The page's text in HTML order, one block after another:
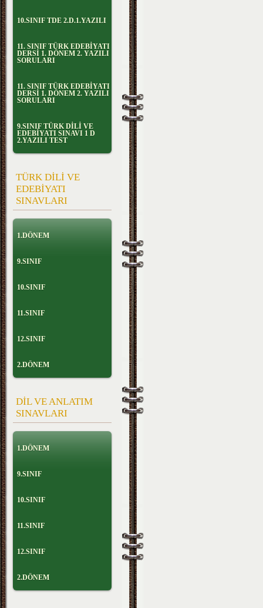
10.SINIF TDE 2.D.1.YAZILI
11. SINIF TÜRK EDEBİYATI
DERSİ 1. DÖNEM 2. YAZILI
SORULARI
11. SINIF TÜRK EDEBİYATI
DERSİ 1. DÖNEM 2. YAZILI
SORULARI
9.SINIF TÜRK DİLİ VE
EDEBİYATI SINAVI 1 D
2.YAZILI TEST
TÜRK DİLİ VE
EDEBİYATI
SINAVLARI
1.DÖNEM
9.SINIF
10.SINIF
11.SINIF
12.SINIF
2.DÖNEM
DİL VE ANLATIM
SINAVLARI
1.DÖNEM
9.SINIF
10.SINIF
11.SINIF
12.SINIF
2.DÖNEM